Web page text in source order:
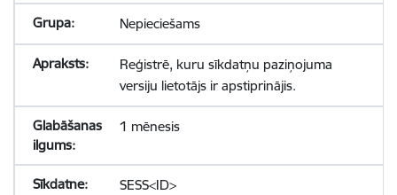
Nepieciešams
Reģistrē, kuru sīkdatņu paziņojuma
versiju lietotājs ir apstiprinājis.
1 mēnesis
SESS<ID>